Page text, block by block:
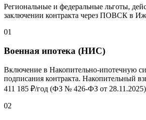
Региональные и федеральные льготы,
заключении контракта через ПОВСК в
01
Военная ипотека (НИС)
Включение в Накопительно-ипотечную
подписания контракта. Накопительный
411 185 ₽/год (ФЗ № 426-ФЗ от
02